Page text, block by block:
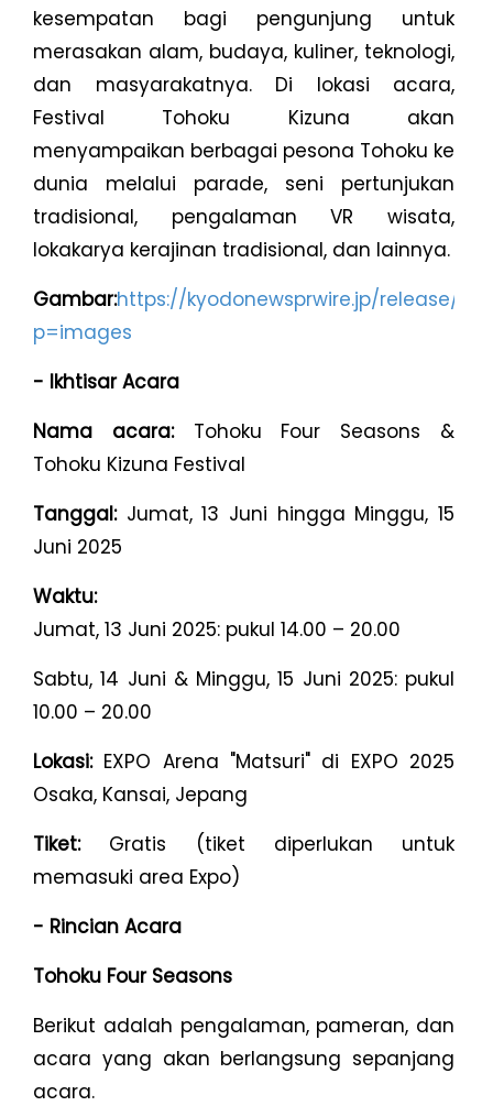
kesempatan bagi pengunjung untuk
merasakan alam, budaya, kuliner, teknologi,
dan masyarakatnya. Di lokasi acara,
Festival Tohoku Kizuna akan
menyampaikan berbagai pesona Tohoku ke
dunia melalui parade, seni pertunjukan
tradisional, pengalaman VR wisata,
lokakarya kerajinan tradisional, dan lainnya.
Gambar:https://kyodonewsprwire.jp/release/
p=images
- Ikhtisar Acara
Nama acara:Tohoku Four Seasons &
Tohoku Kizuna Festival
Tanggal:Jumat, 13 Juni hingga Minggu, 15
Juni 2025
Waktu:
Jumat, 13 Juni 2025: pukul 14.00 – 20.00
Sabtu, 14 Juni & Minggu, 15 Juni 2025: pukul
10.00 – 20.00
Lokasi:EXPO Arena "Matsuri" di EXPO 2025
Osaka, Kansai, Jepang
Tiket:Gratis (tiket diperlukan untuk
memasuki area Expo)
- Rincian Acara
Tohoku Four Seasons
Berikut adalah pengalaman, pameran, dan
acara yang akan berlangsung sepanjang
acara.